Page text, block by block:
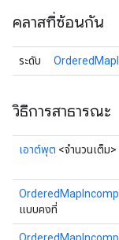
คลาสที่ซ้อนกัน
ระดับ
วิธีการสาธารณะ
เอาต์พุต <จำนวนเต็ม>
แบบคงที่